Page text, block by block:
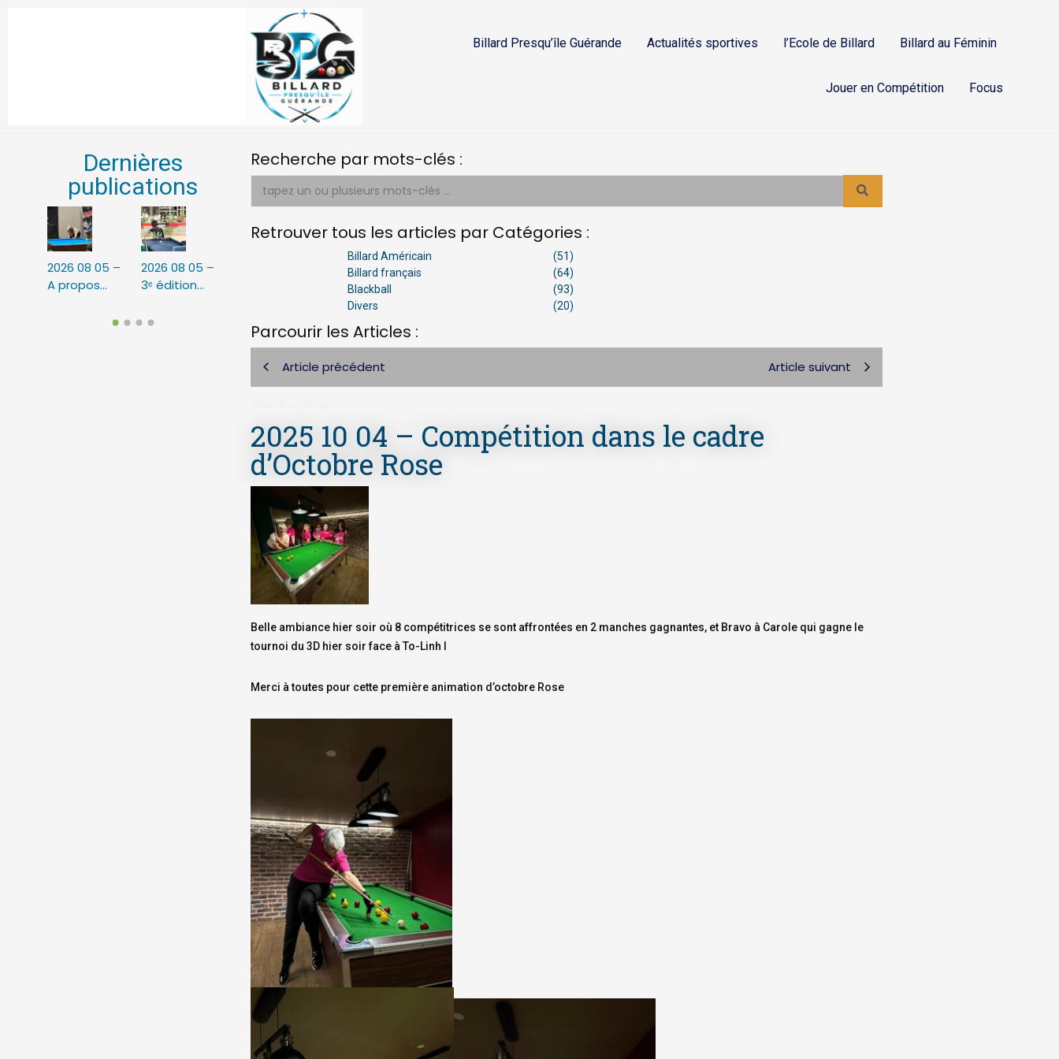
Billard Presqu’île Guérande Actualités sportives l’Ecole de Billard Billard au Féminin
Jouer en Compétition Focus
Dernières
publications
2026 08 05 –
A propos…
2026 08 05 –
3ᵉ édition…
2026 07 O3 –
Tournoi
Régional…
2026 08 05 –
3ᵉ édition…
Recherche par mots-clés :
Retrouver tous les articles par Catégories :
Billard Américain
(51)
Billard français
(64)
Blackball
(93)
Divers
(20)
Parcourir les Articles :
Article précédent Article suivant
2025 10 04 – Compétition dans le cadre
d’Octobre Rose
Belle ambiance hier soir où 8 compétitrices se sont affrontées en 2 manches gagnantes, et Bravo à Carole qui gagne le
tournoi du 3D hier soir face à To-Linh l
Merci à toutes pour cette première animation d’octobre Rose